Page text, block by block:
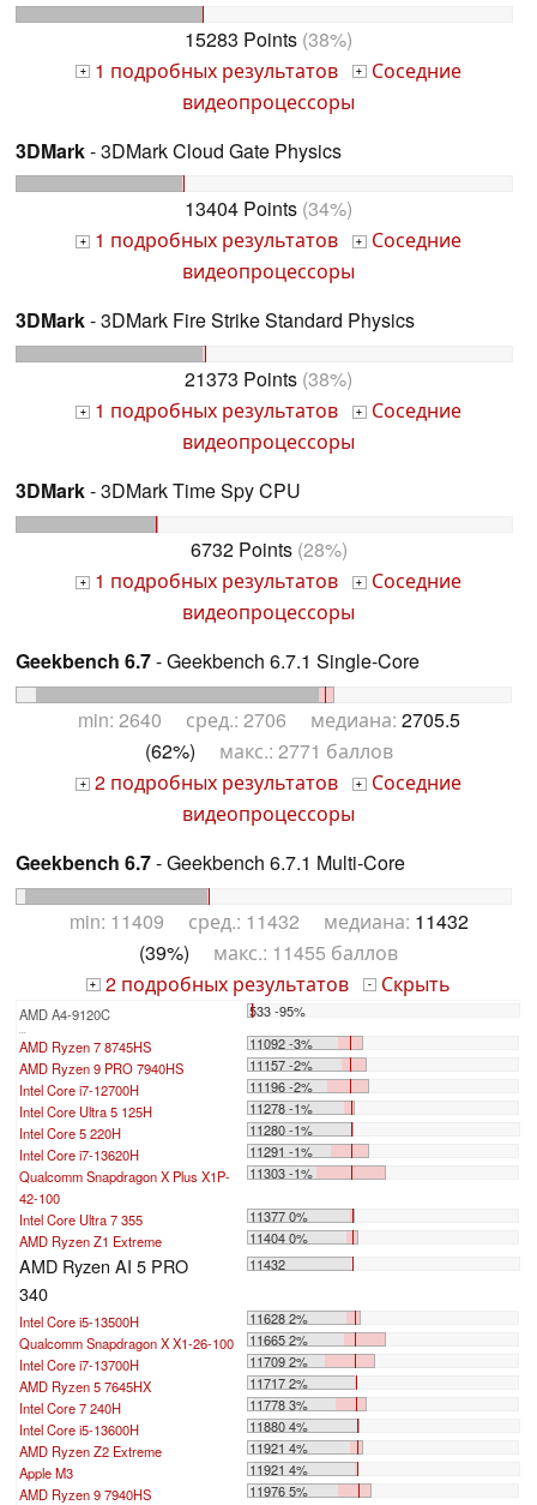
15283 Points (38%)
+ 1 подробных результатов + Соседние
видеопроцессоры
3DMark- 3DMark Cloud Gate Physics
13404 Points (34%)
+ 1 подробных результатов + Соседние
видеопроцессоры
3DMark- 3DMark Fire Strike Standard Physics
21373 Points (38%)
+ 1 подробных результатов + Соседние
видеопроцессоры
3DMark- 3DMark Time Spy CPU
6732 Points(28%)
+ 1 подробных результатов + Соседние
видеопроцессоры
Geekbench 6.7- Geekbench 6.7.1 Single-Core
min: 2640 сред.: 2706 медиана: 2705.5
(62%) макс.: 2771 баллов
+ 2 подробных результатов + Соседние
видеопроцессоры
Geekbench 6.7- Geekbench 6.7.1 Multi-Core
min: 11409 сред.: 11432 медиана: 11432
(39%) макс.: 11455 баллов
+ 2 подробных результатов - Скрыть
AMD A4-9120C 533 -95%
AMD Ryzen 7 8745HS
11092 -3%
AMD Ryzen 9 PRO 7940HS
11157 -2%
Intel Core i7-12700H
11196 -2%
Intel Core Ultra 5 125H
11278 -1%
Intel Core 5 220H
11280 -1%
Intel Core i7-13620H
11291 -1%
Qualcomm Snapdragon X Plus X1P-
42-100
11303 -1%
Intel Core Ultra 7 355
11377 0%
AMD Ryzen Z1 Extreme
11404 0%
AMD Ryzen AI 5 PRO
340
11432
Intel Core i5-13500H
11628 2%
Qualcomm Snapdragon X X1-26-100
11665 2%
Intel Core i7-13700H
11709 2%
AMD Ryzen 5 7645HX
11717 2%
Intel Core 7 240H
11778 3%
Intel Core i5-13600H
11880 4%
AMD Ryzen Z2 Extreme
11921 4%
Apple M3
11921 4%
AMD Ryzen 9 7940HS
11976 5%